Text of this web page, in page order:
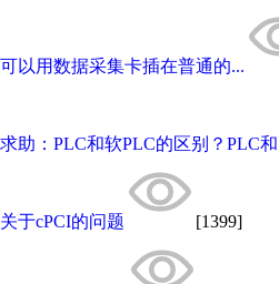
可以用数据采集卡插在普通的...
求助：PLC和软PLC的区别？PLC和
关于cPCI的问题 [1399]